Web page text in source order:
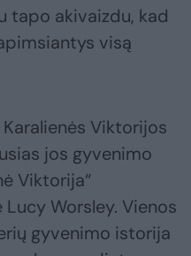
tapo akivaizdu, kad
visą
Viktorijos
jos gyvenimo
Viktorija“
Worsley. Vienos
gyvenimo istorija